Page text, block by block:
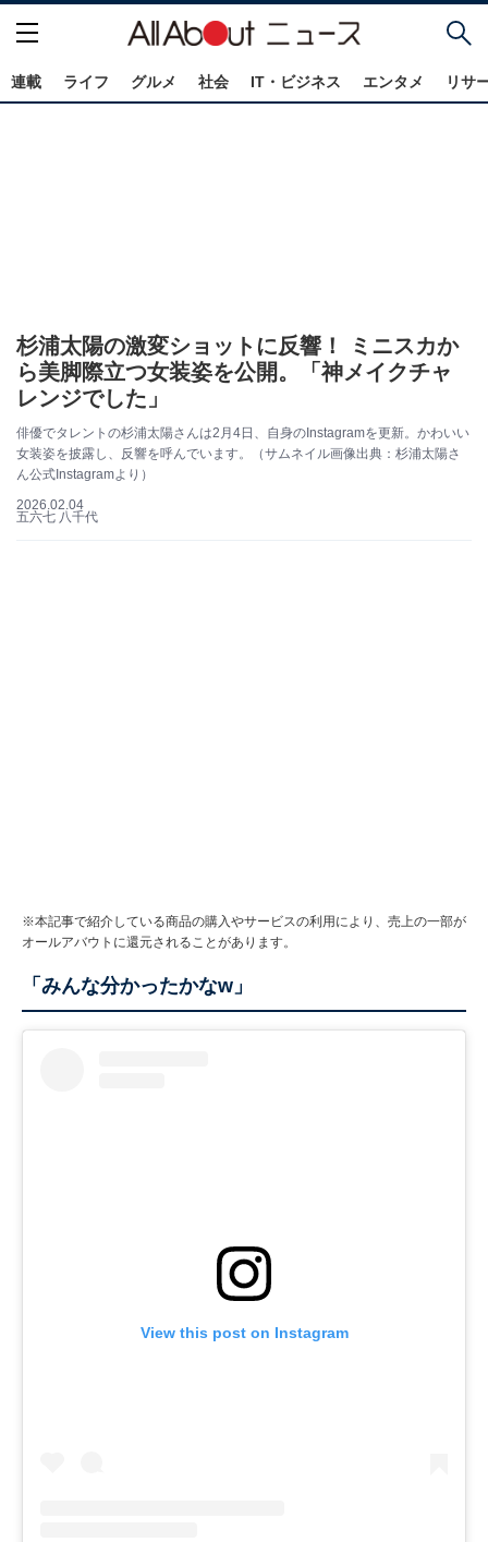
連載 ライフ グルメ 社会 IT・ビジネス エンタメ リサ
杉浦太陽の激変ショットに反響！ ミニスカか
ら美脚際立つ女装姿を公開。「神メイクチャ
レンジでした」
俳優でタレントの杉浦太陽さんは2月4日、自身のInstagramを更新。かわいい
女装姿を披露し、反響を呼んでいます。（サムネイル画像出典：杉浦太陽さ
ん公式Instagramより）
2026.02.04
五六七 八千代
※本記事で紹介している商品の購入やサービスの利用により、売上の一部が
オールアバウトに還元されることがあります。
「みんな分かったかなw」
View this post on Instagram